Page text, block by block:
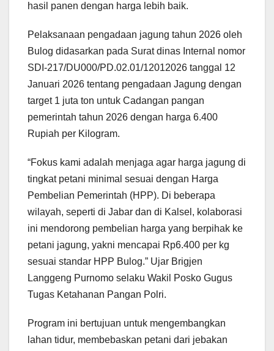
hasil panen dengan harga lebih baik.
Pelaksanaan pengadaan jagung tahun 2026 oleh
Bulog didasarkan pada Surat dinas Internal nomor
SDI-217/DU000/PD.02.01/12012026 tanggal 12
Januari 2026 tentang pengadaan Jagung dengan
target 1 juta ton untuk Cadangan pangan
pemerintah tahun 2026 dengan harga 6.400
Rupiah per Kilogram.
“Fokus kami adalah menjaga agar harga jagung di
tingkat petani minimal sesuai dengan Harga
Pembelian Pemerintah (HPP). Di beberapa
wilayah, seperti di Jabar dan di Kalsel, kolaborasi
ini mendorong pembelian harga yang berpihak ke
petani jagung, yakni mencapai Rp6.400 per kg
sesuai standar HPP Bulog.” Ujar Brigjen
Langgeng Purnomo selaku Wakil Posko Gugus
Tugas Ketahanan Pangan Polri.
Program ini bertujuan untuk mengembangkan
lahan tidur, membebaskan petani dari jebakan